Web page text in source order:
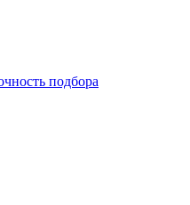
подбора